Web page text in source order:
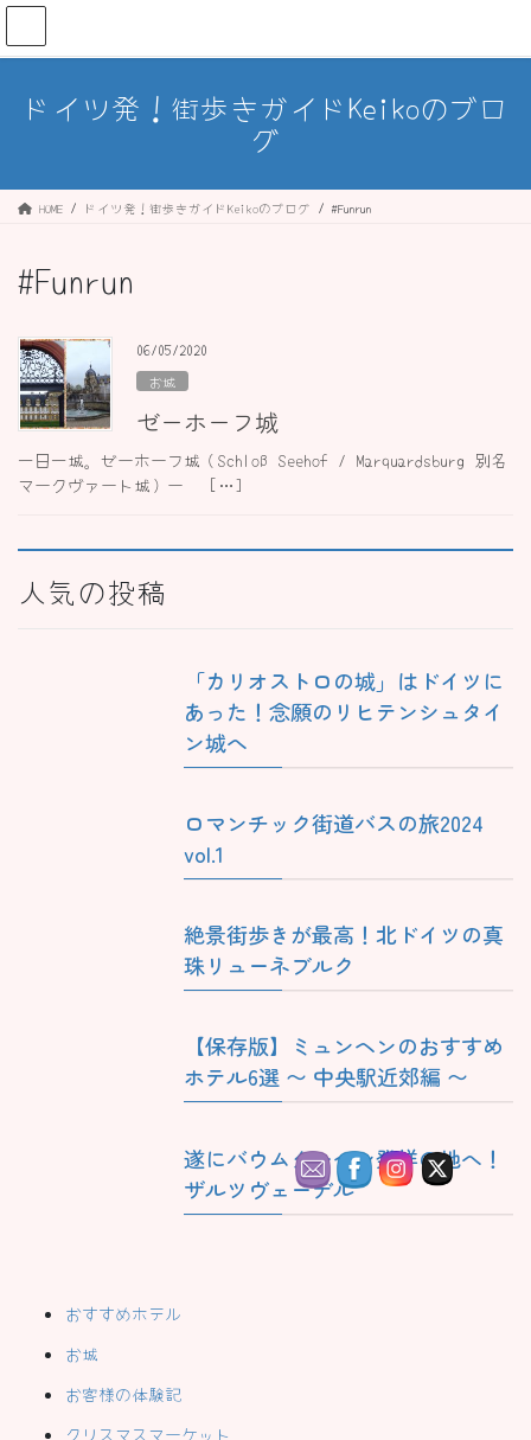
コ
テ
キ
ナ
ゲ
に
ドイツ発！街歩きガイドKeikoのブロ
グ
HOME ドイツ発！街歩きガイドKeikoのブログ #Funrun
#Funrun
06/05/2020
お城
ゼーホーフ城
一日一城。ゼーホーフ城（Schloß Seehof / Marquardsburg 別名
マークヴァート城）ー […]
人気の投稿
「カリオストロの城」はドイツに
あった！念願のリヒテンシュタイ
ン城へ
ロマンチック街道バスの旅2024
vol.1
絶景街歩きが最高！北ドイツの真
珠リューネブルク
【保存版】ミュンヘンのおすすめ
ホテル6選 〜 中央駅近郊編 〜
遂にバウムクーヘン発祥の地へ！
ザルツヴェーデル
おすすめホテル
お城
お客様の体験記
クリスマスマーケット